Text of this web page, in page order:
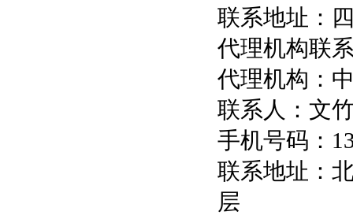
联系地址：
代理机构联
代理机构：
联系人：文
手机号码：
联系地址：
层